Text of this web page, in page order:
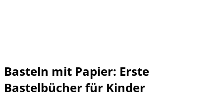
Basteln mit Papier: Erste
Bastelbücher für Kinder